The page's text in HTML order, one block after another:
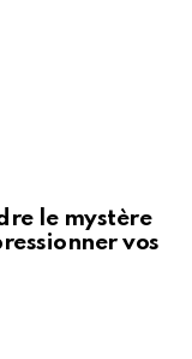
le mystère
vos